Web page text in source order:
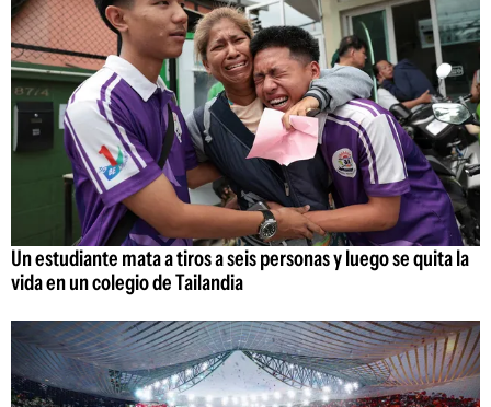
Un estudiante mata a tiros a seis personas y luego se quita la
vida en un colegio de Tailandia